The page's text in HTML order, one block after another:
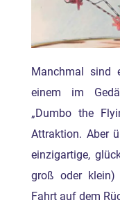
Manchmal sind
einem im
„Dumbo the
Attraktion. Aber
einzigartige,
groß oder klein)
Fahrt auf dem